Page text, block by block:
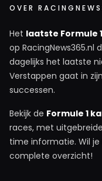
OVER
Het laatste Formule 1
op RacingNews365.nl
dagelijks het laatste
Verstappen gaat in
successen.
Bekijk de Formule 1
races, met
time informatie. Wil je
complete overzicht!